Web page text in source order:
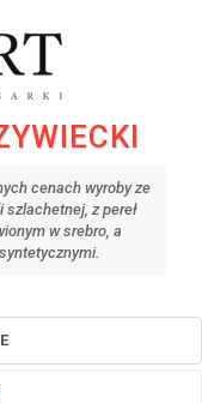
cenach wyroby ze
szlachetnej, z pereł
w srebro, a